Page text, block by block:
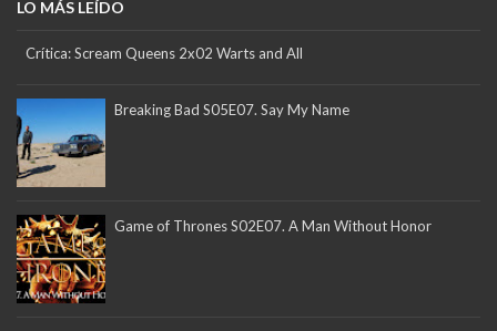
LO MÁS LEÍDO
Crítica: Scream Queens 2x02 Warts and All
Breaking Bad S05E07. Say My Name
Game of Thrones S02E07. A Man Without Honor